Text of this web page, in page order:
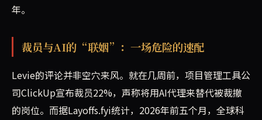
年。
裁员与AI的“联姻”：一场危险的速配
Levie的评论并非空穴来风。就在几周前，项目管理工具公
司ClickUp宣布裁员22%，声称将用AI代理来替代被裁撤
的岗位。而据Layoffs.fyi统计，2026年前五个月，全球科